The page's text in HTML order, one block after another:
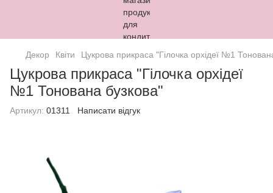
Декор Квіти Цукрова прикраса "Гілочка орхідеї №1
Цукрова прикраса "Гілочка орхідеї
№1 Тонована бузкова"
Артикул: 01311 Написати відгук